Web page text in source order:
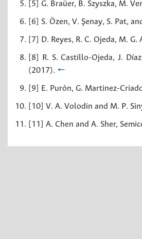
[5] G. Braüer, B. Szyszka, M.
[6] S. Özen, V. Şenay, S. Pat,
[7] D. Reyes, R. C. Ojeda, M.
[8] R. S. Castillo-Ojeda, J.
(2017). 🠔
[9] E. Purón, G. Martinez-
[10] V. A. Volodin and M. P.
[11] A. Chen and A. Sher,